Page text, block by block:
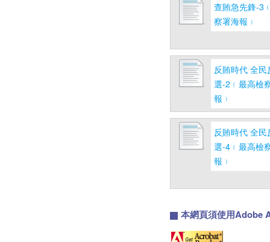
查賄急先鋒-
察署海報﹚
反賄時代 全民
選-2﹙最高檢
報﹚
反賄時代 全民
選-4﹙最高檢
報﹚
本網頁須使用Adobe